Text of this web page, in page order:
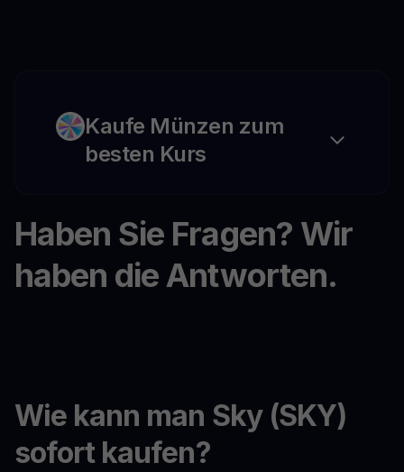
Kaufe Münzen zum
besten Kurs
Haben Sie Fragen? Wir
haben die Antworten.
Wie kann man Sky (SKY)
sofort kaufen?